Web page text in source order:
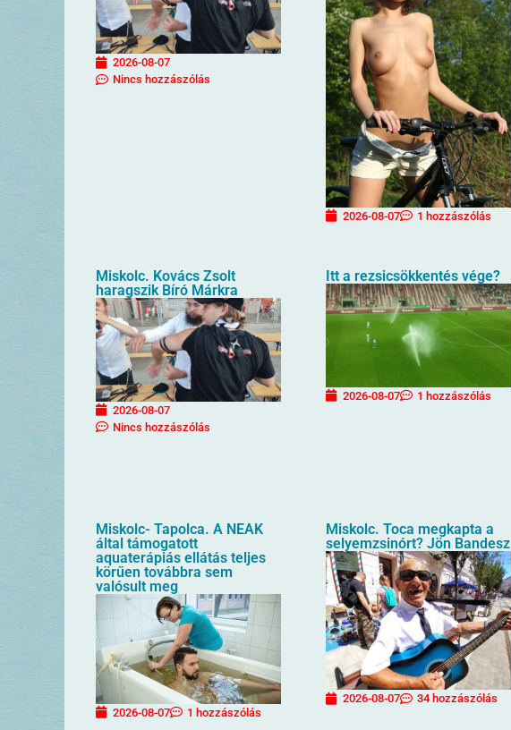
2026-08-07
Nincs hozzászólás
2026-08-07 1 hozzászólás
Miskolc. Kovács Zsolt
haragszik Bíró Márkra
2026-08-07
Nincs hozzászólás
Itt a rezsicsökkentés vége?
2026-08-07 1 hozzászólás
Miskolc- Tapolca. A NEAK
által támogatott
aquaterápiás ellátás teljes
körűen továbbra sem
valósult meg
2026-08-07 1 hozzászólás
Miskolc. Toca megkapta a
selyemzsinórt? Jön Bandesz
2026-08-07 34 hozzászólás